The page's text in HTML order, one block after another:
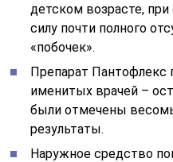
детском возрасте,
силу почти полного
«побочек».
Препарат Пантофлекс
именитых врачей –
были отмечены
результаты.
Наружное средство